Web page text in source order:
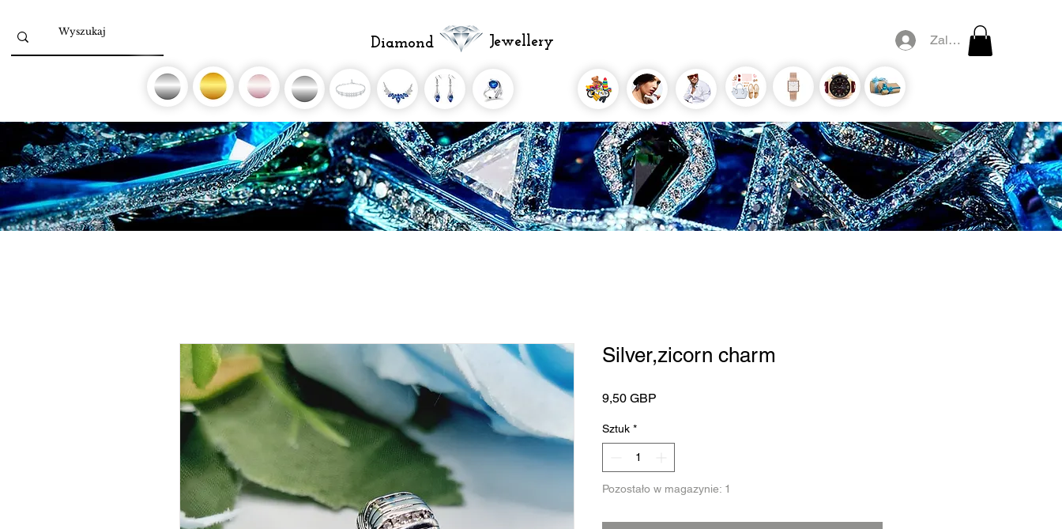
Diamond Jewellery Zaloguj się
Silver,zicorn charm
9,50 GBP
Sztuk *
Pozostało w magazynie: 1